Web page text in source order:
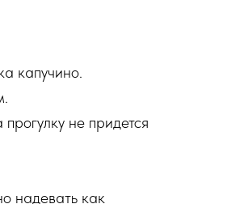
капучино.
не придется
надевать как